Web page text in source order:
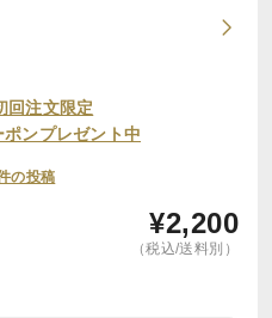
回注文限定
ンプレゼント中
の投稿
¥2,200
（税込/送料別）